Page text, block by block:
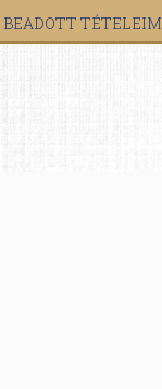
BEADOTT TÉTELEIM